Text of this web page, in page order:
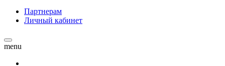
Партнерам
Личный кабинет
menu